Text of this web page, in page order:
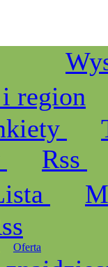
region
Rss
Oferta